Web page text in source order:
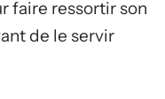
faire ressortir son
de le servir